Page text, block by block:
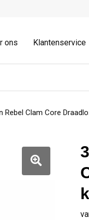
ons Klantenservice
Rebel Clam Core